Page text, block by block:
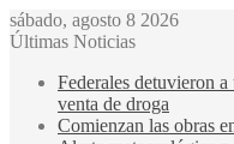
sábado, agosto 8 2026
Últimas Noticias
Federales detuvieron
venta de droga
Comienzan las obras